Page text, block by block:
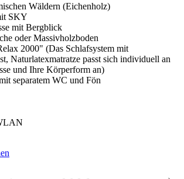
Wäldern (Eichenholz)
SKY
mit Bergblick
oder Massivholzboden
2000" (Das Schlafsystem mit
Naturlatexmatratze passt sich individuell an
und Ihre Körperform an)
separatem WC und Fön